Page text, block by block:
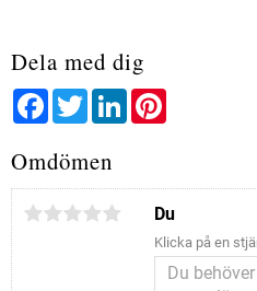
Dela med dig
FacebookTwitterLinkedIn
Omdömen
Du
Klicka på en